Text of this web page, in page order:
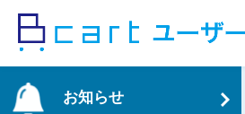
お知らせ